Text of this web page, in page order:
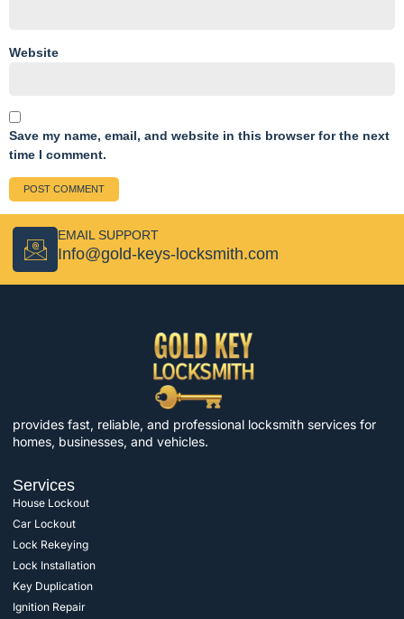
Website
Save my name, email, and website in this browser for the next
time I comment.
EMAIL SUPPORT
Info@gold-keys-locksmith.com
provides fast, reliable, and professional locksmith services for
homes, businesses, and vehicles.
Services
House Lockout
Car Lockout
Lock Rekeying
Lock Installation
Key Duplication
Ignition Repair